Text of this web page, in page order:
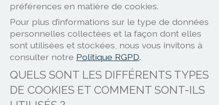
préférences en matière de cookies.
Pour plus d’informations sur le type de données
personnelles collectées et la façon dont elles
sont utilisées et stockées, nous vous invitons à
consulter notre Politique RGPD.
QUELS SONT LES DIFFÉRENTS TYPES
DE COOKIES ET COMMENT SONT-ILS